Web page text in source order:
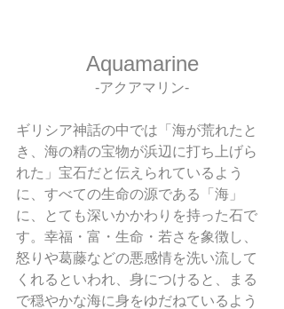
Aquamarine
-アクアマリン-
ギリシア神話の中では「海が荒れたと
き、海の精の宝物が浜辺に打ち上げら
れた」宝石だと伝えられているよう
に、すべての生命の源である「海」
に、とても深いかかわりを持った石で
す。幸福・富・生命・若さを象徴し、
怒りや葛藤などの悪感情を洗い流して
くれるといわれ、身につけると、まる
で穏やかな海に身をゆだねているよう